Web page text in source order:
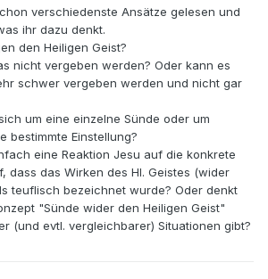
verschiedenste Ansätze gelesen und
ihr dazu denkt.
den Heiligen Geist?
nicht vergeben werden? Oder kann es
schwer vergeben werden und nicht gar
um eine einzelne Sünde oder um
bestimmte Einstellung?
eine Reaktion Jesu auf die konkrete
dass das Wirken des Hl. Geistes (wider
teuflisch bezeichnet wurde? Oder denkt
"Sünde wider den Heiligen Geist"
(und evtl. vergleichbarer) Situationen gibt?